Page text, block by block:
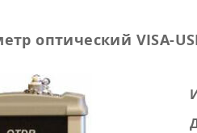
оптический VISA-